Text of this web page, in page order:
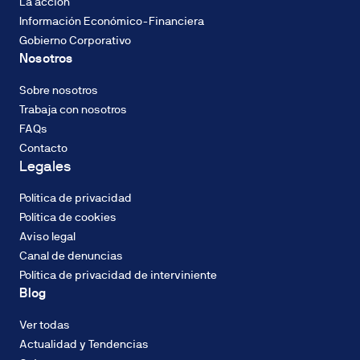
TIN,
con
sistema
francés
de
cuotas
constantes.
tipo
de
interés
podrá
ser
fijo
variable
y
ENERGÉTICA
Consumo de
energía: A
CALIFICACIÓN
ENERGÉTICA
Emisiones
(CO2): A
DOMUM
Información Económico-Financiera
Gobierno Corporativo
Nosotros
Sobre nosotros
Trabaja con nosotros
FAQs
Contacto
Legales
Política de privacidad
Política de cookies
Aviso legal
Canal de denuncias
Política de privacidad de interviniente
Blog
Ver todas
Actualidad y Tendencias